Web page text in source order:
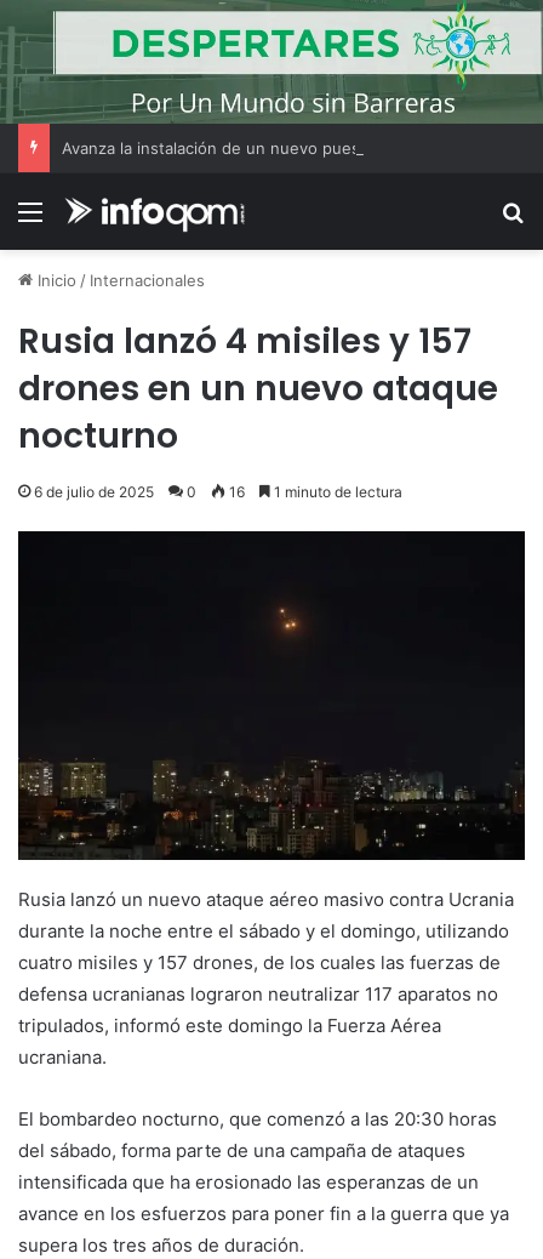
Menú
Inicio / Internacionales
Rusia lanzó 4 misiles y 157
drones en un nuevo ataque
nocturno
6 de julio de 2025 0 16 1 minuto de lectura
Rusia lanzó un nuevo ataque aéreo masivo contra Ucrania
durante la noche entre el sábado y el domingo, utilizando
cuatro misiles y 157 drones, de los cuales las fuerzas de
defensa ucranianas lograron neutralizar 117 aparatos no
tripulados, informó este domingo la Fuerza Aérea
ucraniana.
El bombardeo nocturno, que comenzó a las 20:30 horas
del sábado, forma parte de una campaña de ataques
intensificada que ha erosionado las esperanzas de un
avance en los esfuerzos para poner fin a la guerra que ya
supera los tres años de duración.